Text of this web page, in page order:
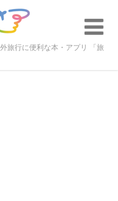
旅行に便利な本・アプリ 「旅